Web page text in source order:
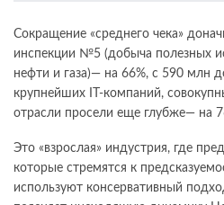
Сокращение «среднего чека»
инспекции №5 (добыча полезных
нефти и газа)— на 66%, с 590 млн
крупнейших IT-компаний,
отрасли просели еще глубже— на
Это «взрослая» индустрия, где
которые стремятся к
используют консервативный